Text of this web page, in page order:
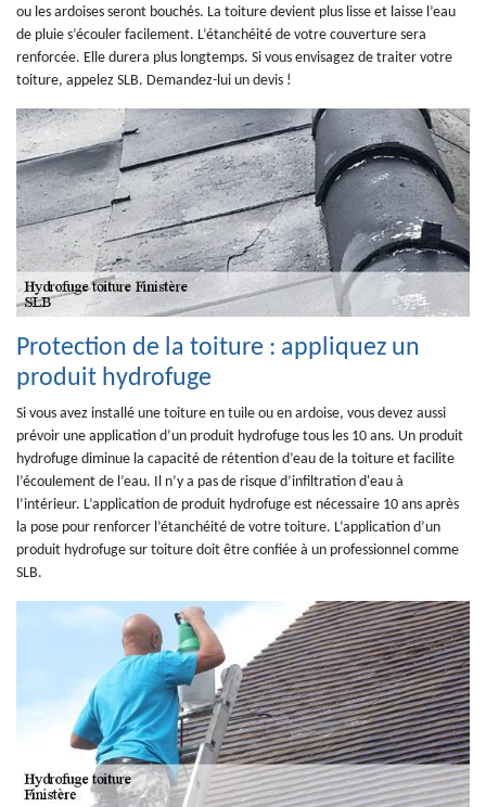
ou les ardoises seront bouchés. La toiture devient plus lisse et laisse l’eau
de pluie s’écouler facilement. L’étanchéité de votre couverture sera
renforcée. Elle durera plus longtemps. Si vous envisagez de traiter votre
toiture, appelez SLB. Demandez-lui un devis !
Protection de la toiture : appliquez un
produit hydrofuge
Si vous avez installé une toiture en tuile ou en ardoise, vous devez aussi
prévoir une application d’un produit hydrofuge tous les 10 ans. Un produit
hydrofuge diminue la capacité de rétention d’eau de la toiture et facilite
l’écoulement de l’eau. Il n’y a pas de risque d’infiltration d'eau à
l’intérieur. L’application de produit hydrofuge est nécessaire 10 ans après
la pose pour renforcer l’étanchéité de votre toiture. L’application d’un
produit hydrofuge sur toiture doit être confiée à un professionnel comme
SLB.